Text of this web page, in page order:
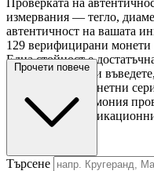
измервания — тегло,
автентичност на вашата
129 верифицирани монети
Една стойност е
повече стойности
За популярни монетни
Виенска филхармония
серията
фалшификати.
Търсене